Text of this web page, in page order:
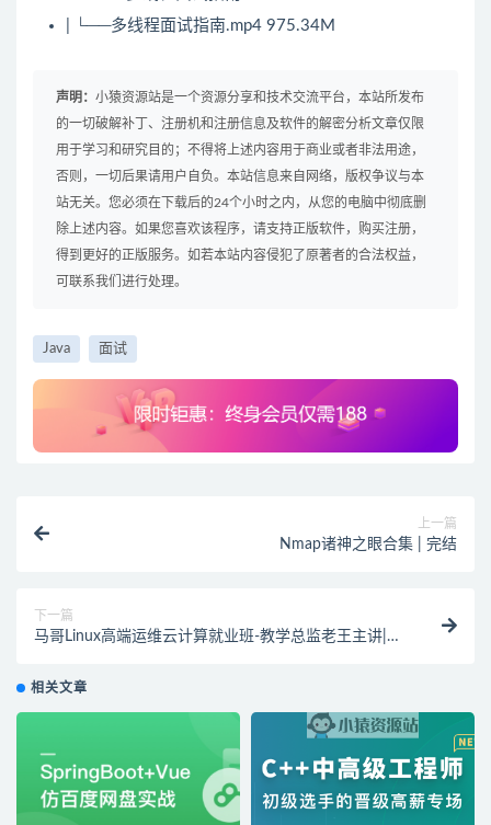
| └──多线程面试指南.mp4 975.34M
声明： 小猿资源站是一个资源分享和技术交流平台，本站所发布
的一切破解补丁、注册机和注册信息及软件的解密分析文章仅限
用于学习和研究目的；不得将上述内容用于商业或者非法用途，
否则，一切后果请用户自负。本站信息来自网络，版权争议与本
站无关。您必须在下载后的24个小时之内，从您的电脑中彻底删
除上述内容。如果您喜欢该程序，请支持正版软件，购买注册，
得到更好的正版服务。如若本站内容侵犯了原著者的合法权益，
可联系我们进行处理。
Java 面试
上一篇
Nmap诸神之眼合集 | 完结
下一篇
马哥Linux高端运维云计算就业班-教学总监老王主讲|价
相关文章